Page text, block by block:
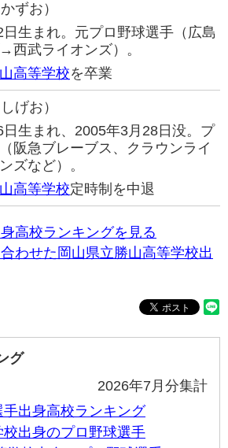
ずお）
生まれ。元プロ野球選手（広島
西武ライオンズ）。
高等学校を卒業
げお）
日生まれ、2005年3月28日没。プ
阪急ブレーブス、クラウンライ
ズなど）。
高等学校定時制を中退
高校ランキングを見る
わせた岡山県立勝山高等学校出
グ
2026年7月分集計
手出身高校ランキング
出身のプロ野球選手